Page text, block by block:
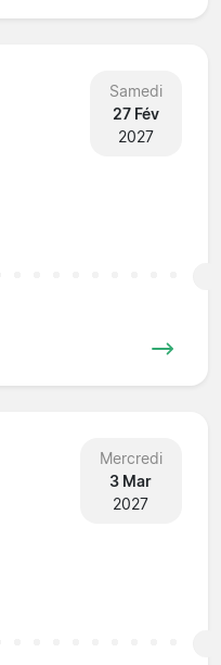
Samedi
27 Fév
2027
Mercredi
3 Mar
2027